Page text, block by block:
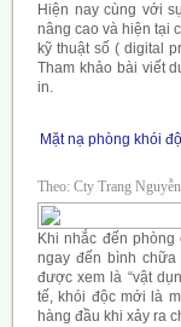
Hiện nay cùng với
nâng cao và hiện tại
kỹ thuật số ( digital
Tham khảo bài viết
in.
Mặt nạ phòng khói
Theo: Cty Trang
Khi nhắc đến
ngay đến bình
được xem là “vật
tế, khói độc mới là
hàng đầu khi xảy ra